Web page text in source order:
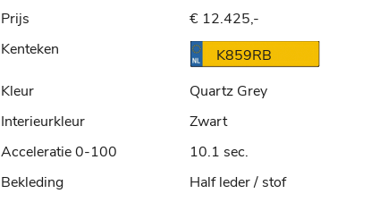
Prijs
€ 12.425,-
Kenteken
K859RB
Kleur
Quartz Grey
Interieurkleur
Zwart
Acceleratie 0-100
10.1 sec.
Bekleding
Half leder / stof